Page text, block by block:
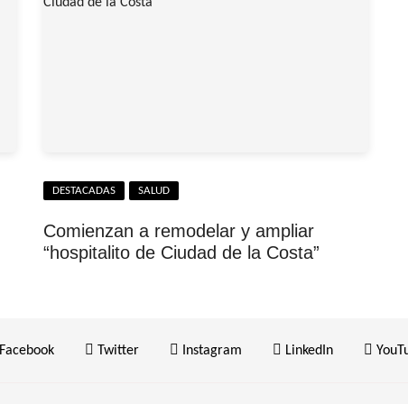
DESTACADAS SALUD
Comienzan a remodelar y ampliar
“hospitalito de Ciudad de la Costa”
Facebook Twitter Instagram LinkedIn